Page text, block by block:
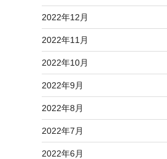
2022年12月
2022年11月
2022年10月
2022年9月
2022年8月
2022年7月
2022年6月